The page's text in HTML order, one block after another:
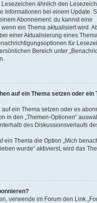
Lesezeichen ähnlich den
Informationen bei einem Update.
Abonnement: du kannst eine
ein Thema aktualisiert wird.
einer Aktualisierung eines
für
Bereich unter
auf ein Thema setzen oder ein
ein Thema setzen oder es
in den „Themen-Optionen“
des Diskussionsverlaufs
ein Thema die Option „Mich
wurde“ aktivierst, wird das
verwende im Forum den Link